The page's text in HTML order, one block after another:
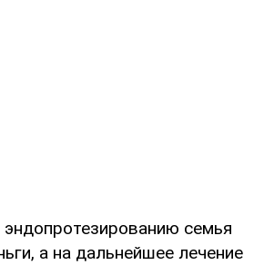
семья
а на дальнейшее лечение